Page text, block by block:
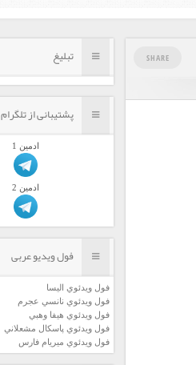
SHARE تبلیغ
پشتیبانی از تلگرام
ادمين 1
ادمين 2
فول ویدیو عربی
فول ويدئوي اليسا
فول ويدئوي نانسي عجرم
فول ويدئوي هيفا وهبي
فول ويدئوي پاسكال مشعلاني
فول ويدئوي ميريام فارس